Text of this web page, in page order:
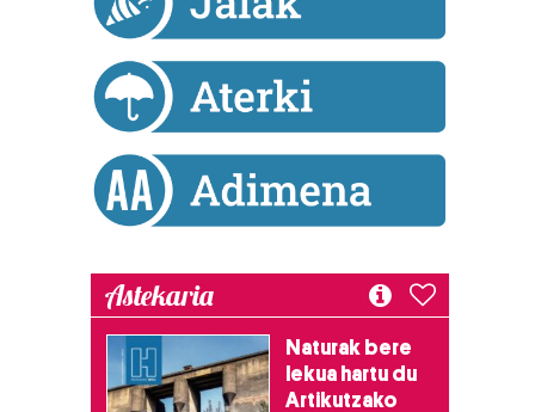
Astekaria
Naturak bere
lekua hartu du
Artikutzako